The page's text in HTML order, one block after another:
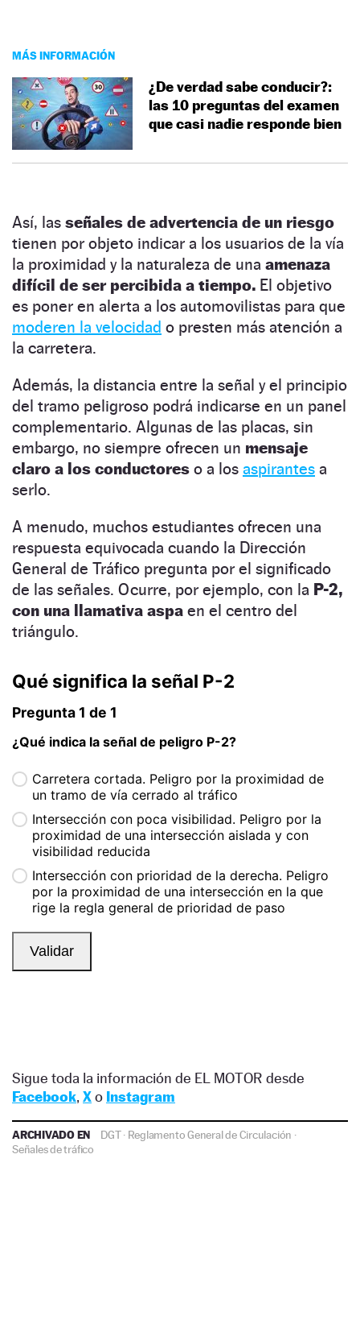
MÁS INFORMACIÓN
¿De verdad sabe conducir?:
las 10 preguntas del examen
que casi nadie responde bien
Así, las señales de advertencia de un riesgo
tienen por objeto indicar a los usuarios de la vía
la proximidad y la naturaleza de una amenaza
difícil de ser percibida a tiempo. El objetivo
es poner en alerta a los automovilistas para que
moderen la velocidad o presten más atención a
la carretera.
Además, la distancia entre la señal y el principio
del tramo peligroso podrá indicarse en un panel
complementario. Algunas de las placas, sin
embargo, no siempre ofrecen un mensaje
claro a los conductores o a los aspirantes a
serlo.
A menudo, muchos estudiantes ofrecen una
respuesta equivocada cuando la Dirección
General de Tráfico pregunta por el significado
de las señales. Ocurre, por ejemplo, con la P-2,
con una llamativa aspa en el centro del
triángulo.
Sigue toda la información de EL MOTOR desde
Facebook, Xo Instagram
ARCHIVADO EN DGT· Reglamento General de Circulación ·
Señales de tráfico